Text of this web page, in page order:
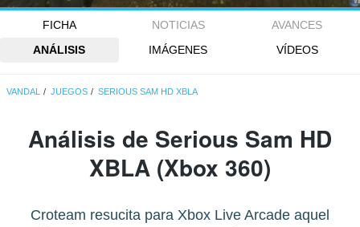
FICHA NOTICIAS
AVANCES
ANÁLISIS
IMÁGENES VÍDEOS
VANDAL JUEGOS SERIOUS SAM HD XBLA
Análisis de Serious Sam HD
XBLA (Xbox 360)
Croteam resucita para Xbox Live Arcade aquel